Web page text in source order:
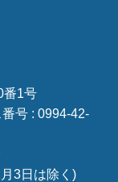
番1号
号 : 0994-42-
3日は除く)